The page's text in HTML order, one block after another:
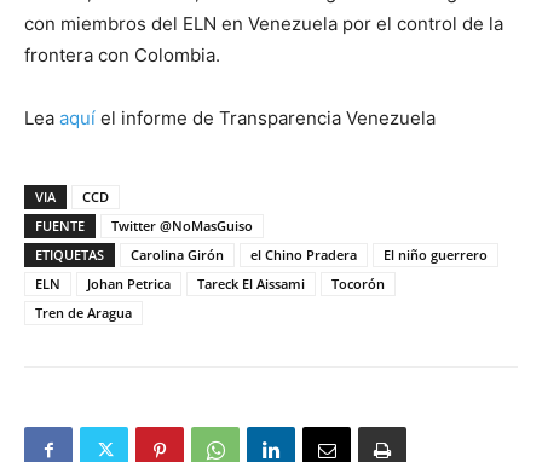
con miembros del ELN en Venezuela por el control de la
frontera con Colombia.
Lea aquí el informe de Transparencia Venezuela
VIA
CCD
FUENTE
Twitter @NoMasGuiso
ETIQUETAS
Carolina Girón el Chino Pradera
El niño guerrero
ELN
Johan Petrica Tareck El Aissami
Tocorón
Tren de Aragua